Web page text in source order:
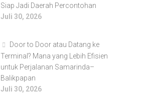
Siap Jadi Daerah Percontohan
Juli 30, 2026
Door to Door atau Datang ke
Terminal? Mana yang Lebih Efisien
untuk Perjalanan Samarinda–
Balikpapan
Juli 30, 2026